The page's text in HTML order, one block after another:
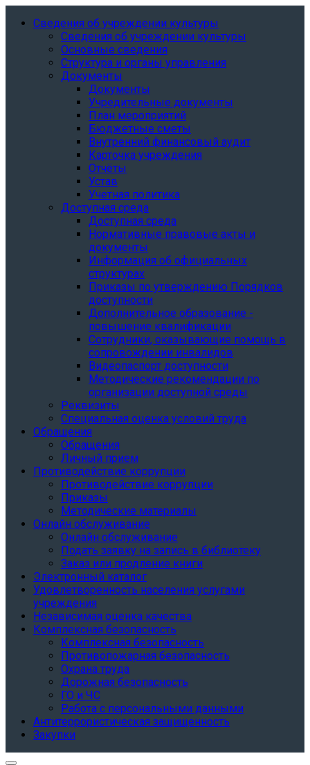
Сведения об учреждении культуры
Сведения об учреждении культуры
Основные сведения
Структура и органы управления
Документы
Документы
Учредительные документы
План мероприятий
Бюджетные сметы
Внутренний финансовый аудит
Карточка учреждения
Отчёты
Устав
Учетная политика
Доступная среда
Доступная среда
Нормативные правовые акты и
документы
Информация об официальных
структурах
Приказы по утверждению Порядков
доступности
Дополнительное образование -
повышение квалификации
Сотрудники, оказывающие помощь в
сопровождении инвалидов
Видеопаспорт доступности
Методические рекомендации по
организации доступной среды
Реквизиты
Специальная оценка условий труда
Обращения
Обращения
Личный прием
Противодействие коррупции
Противодействие коррупции
Приказы
Методические материалы
Онлайн обслуживание
Онлайн обслуживание
Подать заявку на запись в библиотеку
Заказ или продление книги
Электронный каталог
Удовлетворенность населения услугами
учреждения
Независимая оценка качества
Комплексная безопасность
Комплексная безопасность
Противопожарная безопасность
Охрана труда
Дорожная безопасность
ГО и ЧС
Работа с персональными данными
Антитеррористическая защищенность
Закупки